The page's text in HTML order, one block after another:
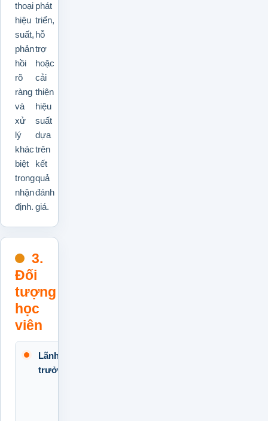
thoại
hiệu
suất,
phản
hồi
rõ
ràng
và
xử
lý
khác
biệt
trong
nhận
định.
phát
triển,
hỗ
trợ
hoặc
cải
thiện
hiệu
suất
dựa
trên
kết
quả
đánh
giá.
3.
Đối
tượng
học
viên
Lãnh đạo, quản lý và
trưởng bộ phận